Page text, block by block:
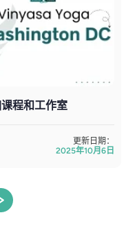
程和工作室
更新日期：
2025年10月6日